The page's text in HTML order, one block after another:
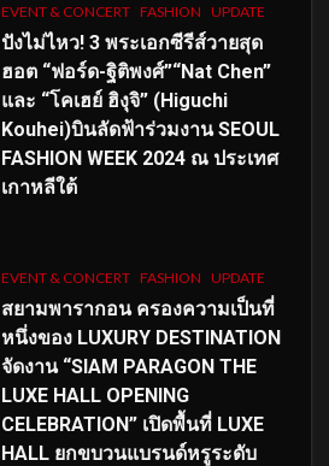
EVENT & CONCERT FASHION UPDATE
ปังไม่ไหว! 3 พระเอกซีรีส์วายสุด
ฮอต “ฟอร์ด-ฐิติพงศ์”“Nat Chen”
และ “โคเฮย์ ฮิงุจิ” (Higuchi
Kouhei)บินลัดฟ้าร่วมงาน SEOUL
FASHION WEEK 2024 ณ ประเทศ
เกาหลีใต้
EVENT & CONCERT FASHION UPDATE
สยามพารากอน ครองความเป็นที่
หนึ่งของ LUXURY DESTINATION
จัดงาน “SIAM PARAGON THE
LUXE HALL OPENING
CELEBRATION” เปิดพื้นที่ LUXE
HALL ยกขบวนแบรนด์หรูระดับ